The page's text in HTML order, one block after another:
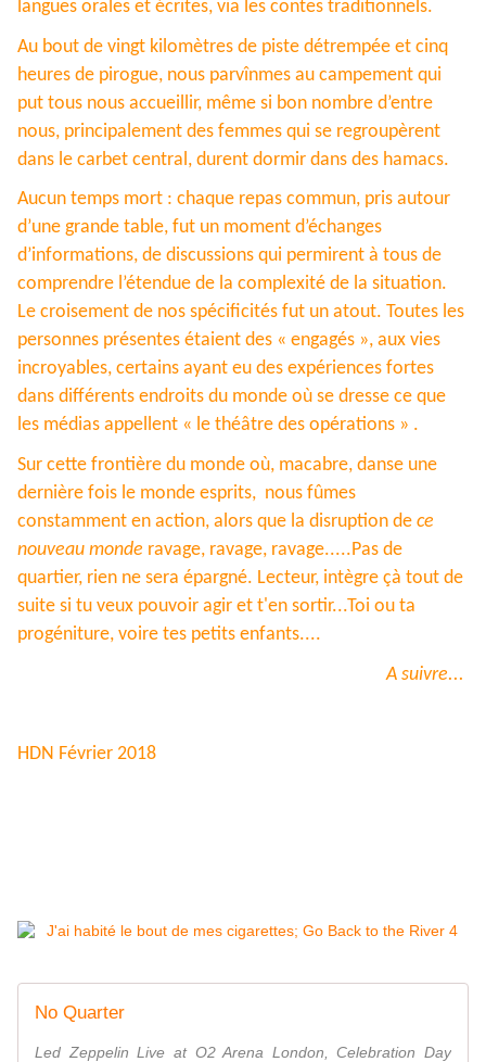
langues orales et écrites, via les contes traditionnels.
Au bout de vingt kilomètres de piste détrempée et cinq
heures de pirogue, nous parvînmes au campement qui
put tous nous accueillir, même si bon nombre d’entre
nous, principalement des femmes qui se regroupèrent
dans le carbet central, durent dormir dans des hamacs.
Aucun temps mort : chaque repas commun, pris autour
d’une grande table, fut un moment d’échanges
d’informations, de discussions qui permirent à tous de
comprendre l’étendue de la complexité de la situation.
Le croisement de nos spécificités fut un atout. Toutes les
personnes présentes étaient des « engagés », aux vies
incroyables, certains ayant eu des expériences fortes
dans différents endroits du monde où se dresse ce que
les médias appellent « le théâtre des opérations » .
Sur cette frontière du monde où, macabre, danse une
dernière fois le monde esprits, nous fûmes
constamment en action, alors que la disruption de ce
nouveau monde ravage, ravage, ravage.....Pas de
quartier, rien ne sera épargné. Lecteur, intègre çà tout de
suite si tu veux pouvoir agir et t'en sortir...Toi ou ta
progéniture, voire tes petits enfants....
A suivre...
HDN Février 2018
No Quarter
Led Zeppelin Live at O2 Arena London, Celebration Day